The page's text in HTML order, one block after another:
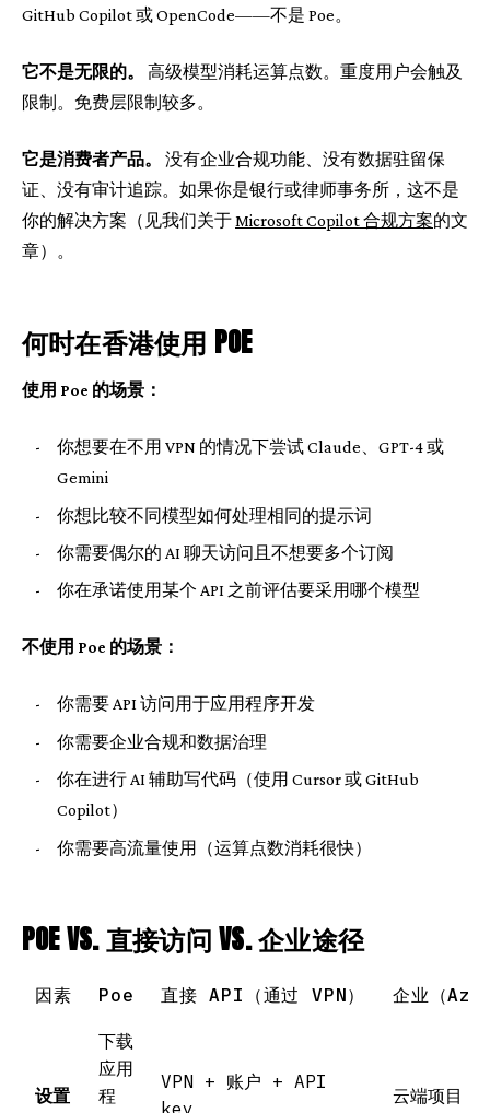
GitHub Copilot 或 OpenCode——不是 Poe。
它不是无限的。
高级模型消耗运算点数。重度用户会触及
限制。免费层限制较多。
它是消费者产品。
没有企业合规功能、没有数据驻留保
证、没有审计追踪。如果你是银行或律师事务所，这不是
你的解决方案（见我们关于Microsoft Copilot 合规方案的文
章）。
何时在香港使用 POE
使用 Poe 的场景：
-
你想要在不用 VPN 的情况下尝试 Claude、GPT-4 或
Gemini
- 你想比较不同模型如何处理相同的提示词
- 你需要偶尔的 AI 聊天访问且不想要多个订阅
- 你在承诺使用某个 API 之前评估要采用哪个模型
不使用 Poe 的场景：
- 你需要 API 访问用于应用程序开发
- 你需要企业合规和数据治理
-
你在进行 AI 辅助写代码（使用 Cursor 或 GitHub
Copilot）
- 你需要高流量使用（运算点数消耗很快）
POE VS. 直接访问 VS. 企业途径
因素 Poe 直接 API（通过 VPN） 企业（
设置
下载
应用
程
VPN + 账户 + API
key
云端项目